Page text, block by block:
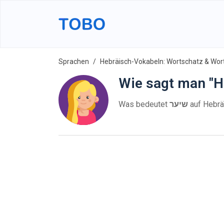
Sprachen Hebräisch-Vokabeln: Wortschatz &
Wie sagt man
Was bedeutet שיער auf